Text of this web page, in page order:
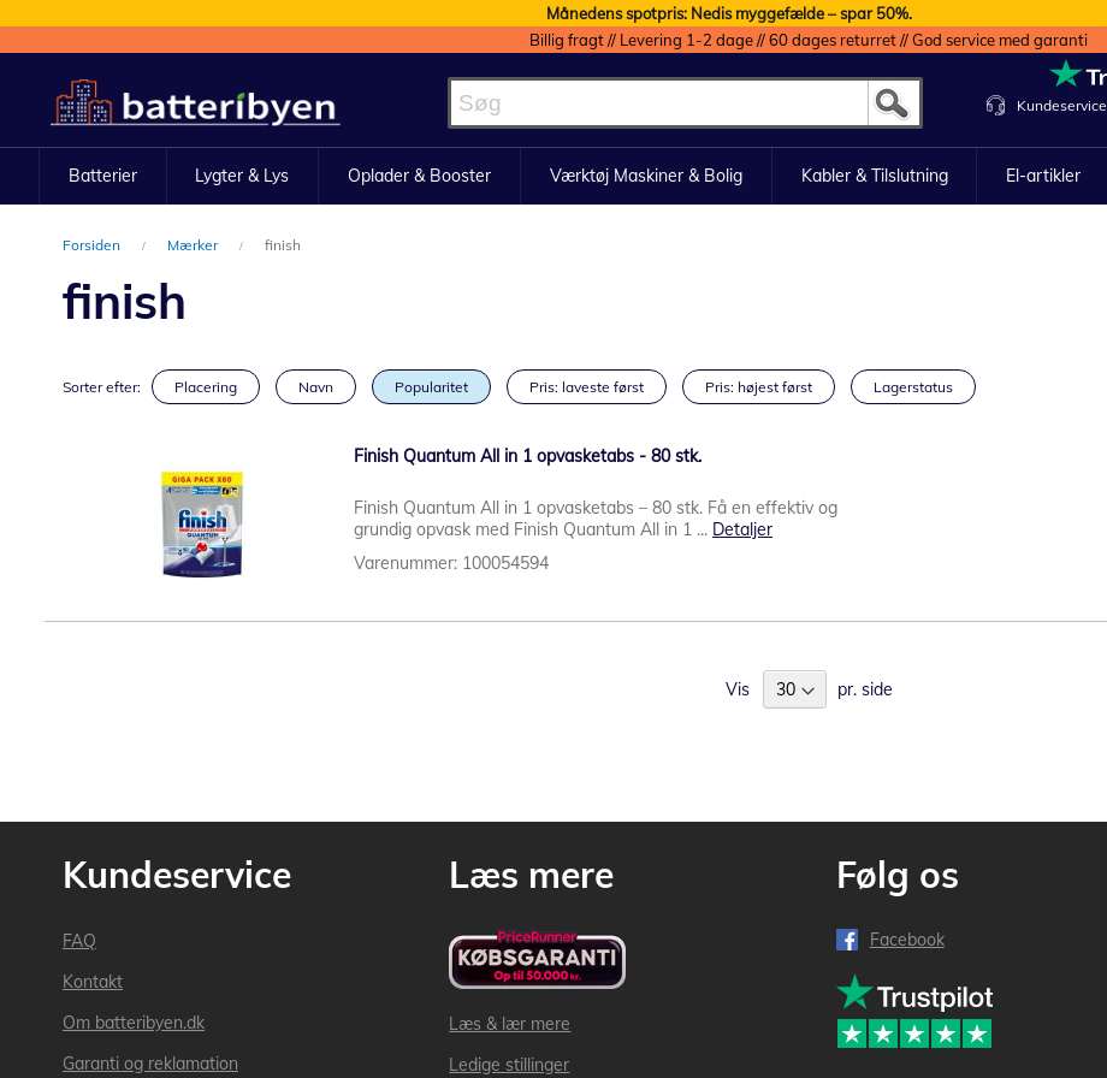
Månedens spotpris: Nedis myggefælde – spar 50%.
Billig fragt // Levering 1-2 dage // 60 dages returret // God service med garanti
to
Content
Kundeservice
Batterier Lygter & Lys Oplader & Booster Værktøj Maskiner & Bolig Kabler & Tilslutning El-artikler
Forsiden Mærker finish
finish
Sorter efter: Placering Navn Popularitet Pris: laveste først Pris: højest først Lagerstatus
Finish Quantum All in 1 opvasketabs - 80 stk.
Finish Quantum All in 1 opvasketabs – 80 stk. Få en effektiv og
grundig opvask med Finish Quantum All in 1 ... Detaljer
Varenummer: 100054594
Vis pr. side
Kundeservice
FAQ
Kontakt
Om batteribyen.dk
Garanti og reklamation
Læs mere
Læs & lær mere
Ledige stillinger
Følg os
Facebook